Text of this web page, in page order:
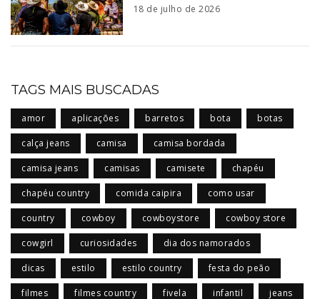
18 de julho de 2026
TAGS MAIS BUSCADAS
amor aplicações barretos bota botas
calça jeans camisa camisa bordada
camisa jeans camisas camisete chapéu
chapéu country comida caipira como usar
country cowboy cowboystore cowboy store
cowgirl curiosidades dia dos namorados
dicas estilo estilo country festa do peão
filmes filmes country fivela infantil jeans